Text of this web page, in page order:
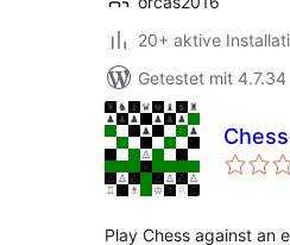
20+ aktive
Getestet mit 4.7.34
Chess
Play Chess against an